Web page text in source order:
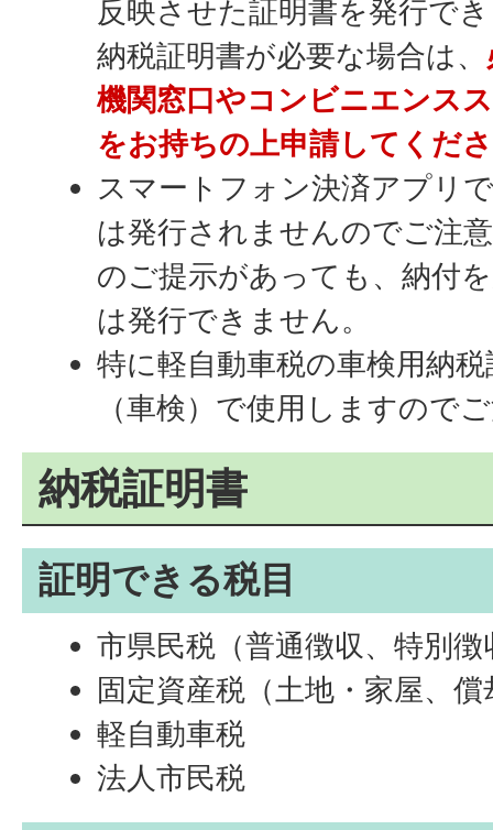
反映させた証明書を発行で
納税証明書が必要な場合は、
機関窓口やコンビニエンス
をお持ちの上申請してくだ
スマートフォン決済アプリ
は発行されませんのでご注
のご提示があっても、納付
は発行できません。
特に軽自動車税の車検用納
（車検）で使用しますので
納税証明書
証明できる税目
市県民税（普通徴収、特別
固定資産税（土地・家屋、償
軽自動車税
法人市民税